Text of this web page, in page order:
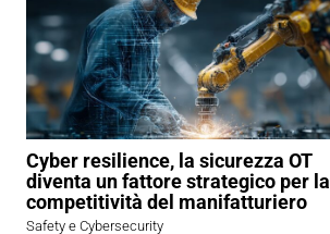
Cyber resilience, la sicurezza OT
diventa un fattore strategico per la
competitività del manifatturiero
Safety e Cybersecurity